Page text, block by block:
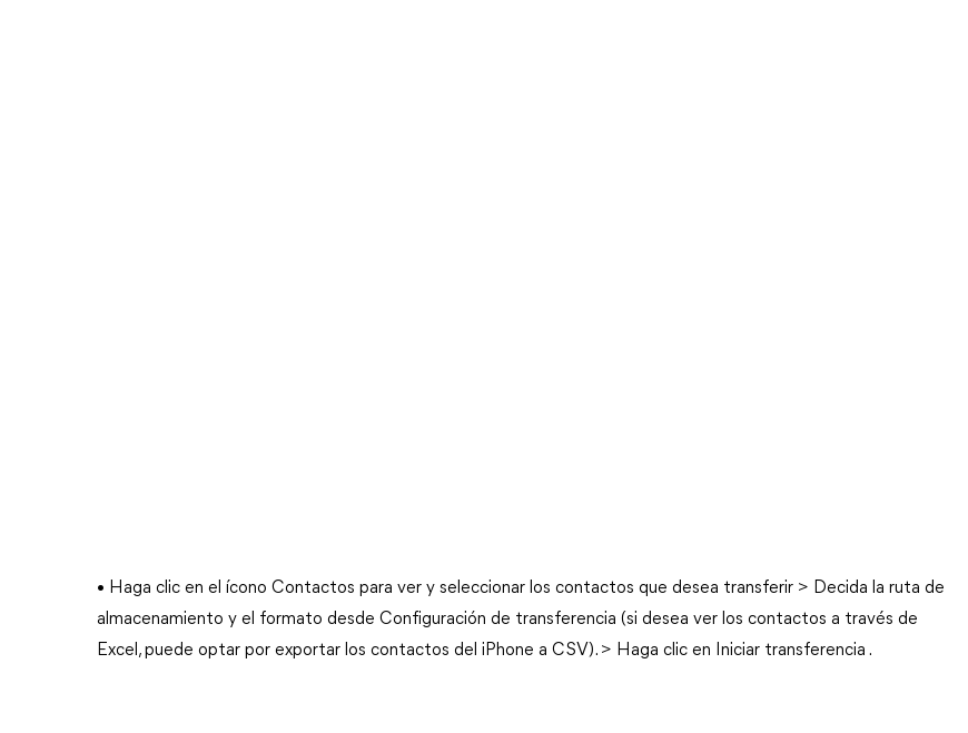
• Haga clic en el ícono Contactos para ver y seleccionar los contactos que desea transferir > Decida la ruta de
almacenamiento y el formato desde Configuración de transferencia (si desea ver los contactos a través de
Excel, puede optar por exportar los contactos del iPhone a CSV). > Haga clic en Iniciar transferencia .